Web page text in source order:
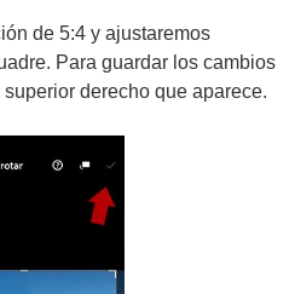
de 5:4 y ajustaremos
Para guardar los cambios
derecho que aparece.